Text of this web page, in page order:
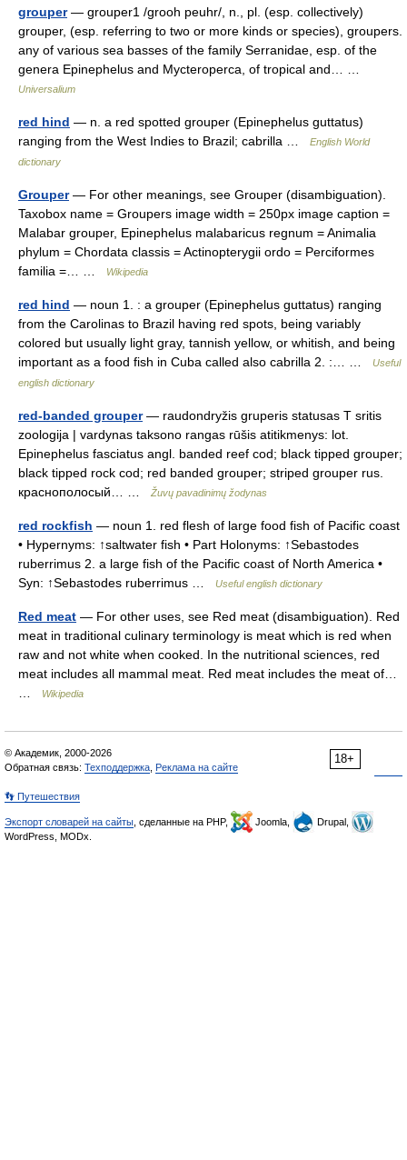
grouper— grouper1 /grooh peuhr/, n., pl. (esp. collectively)
grouper, (esp. referring to two or more kinds or species), groupers.
any of various sea basses of the family Serranidae, esp. of the
genera Epinephelus and Mycteroperca, of tropical and… …
Universalium
red hind — n. a red spotted grouper (Epinephelus guttatus)
ranging from the West Indies to Brazil; cabrilla …
English World
dictionary
Grouper— For other meanings, see Grouper (disambiguation).
Taxobox name = Groupers image width = 250px image caption =
Malabar grouper, Epinephelus malabaricus regnum = Animalia
phylum = Chordata classis = Actinopterygii ordo = Perciformes
familia =… …
Wikipedia
red hind — noun 1. : a grouper (Epinephelus guttatus) ranging
from the Carolinas to Brazil having red spots, being variably
colored but usually light gray, tannish yellow, or whitish, and being
important as a food fish in Cuba called also cabrilla 2. :… …
Useful
english dictionary
red-banded grouper— raudondryžis gruperis statusas T sritis
zoologija | vardynas taksono rangas rūšis atitikmenys: lot.
Epinephelus fasciatus angl. banded reef cod; black tipped grouper;
black tipped rock cod; red banded grouper; striped grouper rus.
краснополосый… …
Žuvų pavadinimų žodynas
red rockfish — noun 1. red flesh of large food fish of Pacific coast
• Hypernyms: ↑saltwater fish • Part Holonyms: ↑Sebastodes
ruberrimus 2. a large fish of the Pacific coast of North America •
Syn: ↑Sebastodes ruberrimus …
Useful english dictionary
Red meat — For other uses, see Red meat (disambiguation). Red
meat in traditional culinary terminology is meat which is red when
raw and not white when cooked. In the nutritional sciences, red
meat includes all mammal meat. Red meat includes the meat of…
Wikipedia
18+
© Академик, 2000-2026
Обратная связь: Техподдержка Реклама на сайте
👣 Путешествия
Экспорт словарей на сайты , сделанные на PHP, Joomla,
Drupal,
WordPress, MODx.